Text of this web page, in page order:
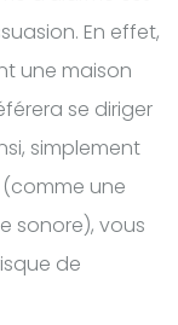
En effet,
une maison
se diriger
simplement
(comme une
sonore), vous
de